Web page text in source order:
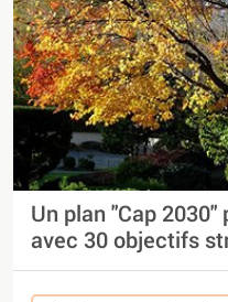
Un plan "Cap
avec 30 objectifs